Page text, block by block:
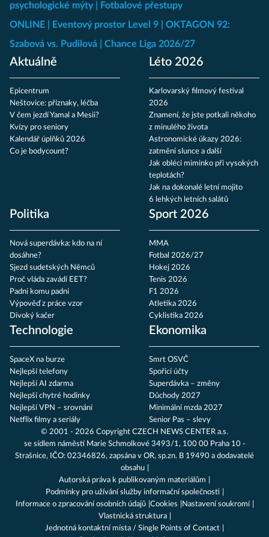
psychologické mýty
Fotbalové přestupy
ONLINE
Eventový prostor Level 9
OKTAGON 92:
Szabová vs. Pudilová
Chance Liga 2026/27
Aktuálně
Epicentrum
Neštovice: příznaky, léčba
V čem jezdí Yamal a Mesii?
Kvízy pro seniory
Kalendář úplňků 2026
Co je bodycount?
Léto 2026
Karlovarský filmový festival
2026
Znamení, že jste potkali někoho
z minulého života
Astronomické úkazy 2026:
zatmění slunce a další
Jak obléci miminko při vysokých
teplotách?
Jak na dokonalé letní mojito
6 lehkých letních salátů
Politika
Nová superdávka: kdo na ní
dosáhne?
Sjezd sudetských Němců
Proč vláda zavádí EET?
Padni komu padni
Výpověď z práce vzor
Divoký kačer
Sport 2026
MMA
Fotbal 2026/27
Hokej 2026
Tenis 2026
F1 2026
Atletika 2026
Cyklistika 2026
Technologie
SpaceX na burze
Nejlepší telefony
Nejlepší AI zdarma
Nejlepší chytré hodinky
Nejlepší VPN – srovnání
Netflix filmy a seriály
Ekonomika
Smrt OSVČ
Spořicí účty
Superdávka – změny
Důchody 2027
Minimální mzda 2027
Senior Pas – slevy
© 2001 - 2026 Copyright CZECH NEWS CENTER a.s.
se sídlem náměstí Marie Schmolkové 3493/1, 100 00 Praha 10 -
Strašnice, IČO: 02346826, zapsána v OR, sp.zn. B 19490 a dodavatelé
obsahu
Autorská práva k publikovaným materiálům
Podmínky pro užívání služby informační společnosti
Informace o zpracování osobních údajů Cookies
Nastavení soukromí
Vlastnická struktura
Jednotná kontaktní místa / Single Points of Contact